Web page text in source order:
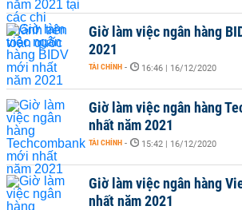
Giờ làm việc ngân hàng
2021
TÀI CHÍNH - 16:46 | 16/12/2020
Giờ làm việc ngân hàng
nhất năm 2021
TÀI CHÍNH - 15:42 | 16/12/2020
Giờ làm việc ngân hàng
nhất năm 2021